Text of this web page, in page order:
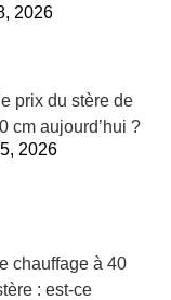
2026
prix du stère de
cm aujourd’hui ?
2026
chauffage à 40
: est-ce